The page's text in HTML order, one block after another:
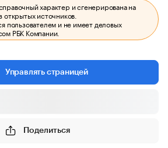
характер и сгенерирована на
открытых источников.
пользователем и не имеет деловых
РБК Компании.
Управлять страницей
Поделиться